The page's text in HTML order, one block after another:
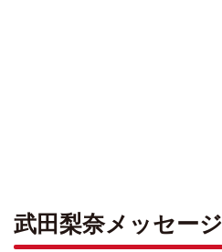
武田梨奈メッセージ